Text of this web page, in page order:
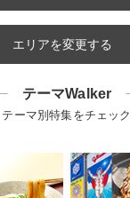
エリアを変更する
テーマWalker
テーマ別特集をチェック